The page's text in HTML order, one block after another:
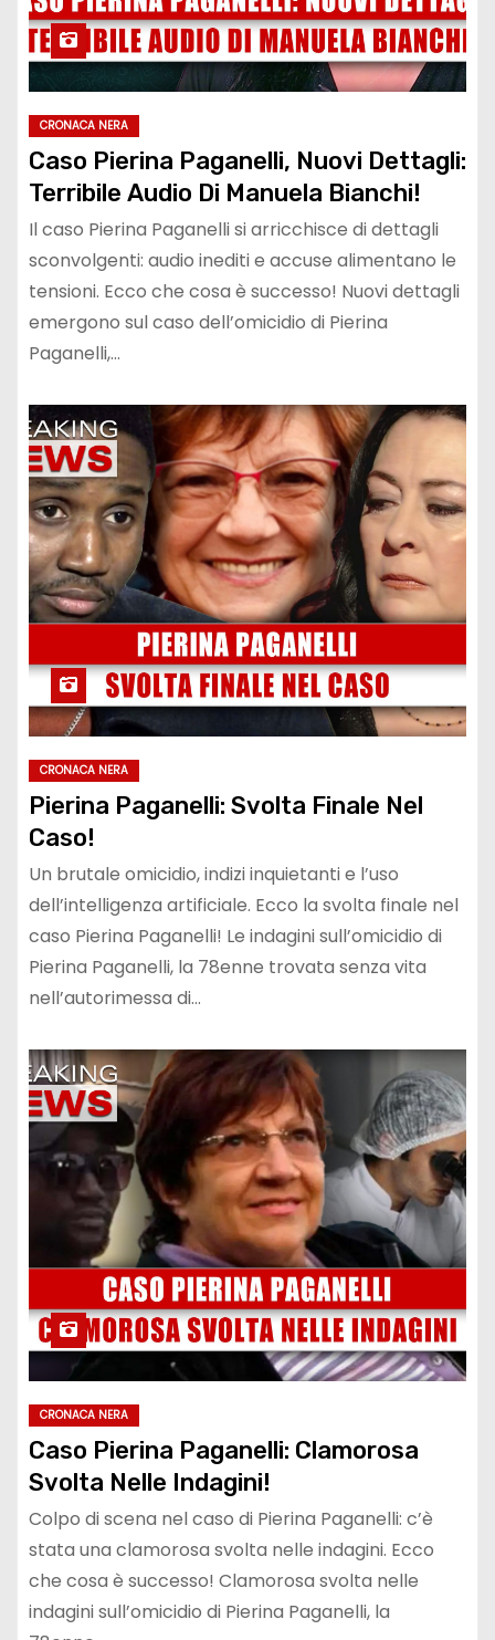
CRONACA NERA
Caso Pierina Paganelli, Nuovi Dettagli:
Terribile Audio Di Manuela Bianchi!
Il caso Pierina Paganelli si arricchisce di dettagli
sconvolgenti: audio inediti e accuse alimentano le
tensioni. Ecco che cosa è successo! Nuovi dettagli
emergono sul caso dell’omicidio di Pierina
Paganelli,…
CRONACA NERA
Pierina Paganelli: Svolta Finale Nel
Caso!
Un brutale omicidio, indizi inquietanti e l’uso
dell’intelligenza artificiale. Ecco la svolta finale nel
caso Pierina Paganelli! Le indagini sull’omicidio di
Pierina Paganelli, la 78enne trovata senza vita
nell’autorimessa di…
CRONACA NERA
Caso Pierina Paganelli: Clamorosa
Svolta Nelle Indagini!
Colpo di scena nel caso di Pierina Paganelli: c’è
stata una clamorosa svolta nelle indagini. Ecco
che cosa è successo! Clamorosa svolta nelle
indagini sull’omicidio di Pierina Paganelli, la